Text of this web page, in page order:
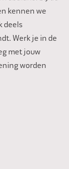
kennen we
deels
Werk je in de
met jouw
worden